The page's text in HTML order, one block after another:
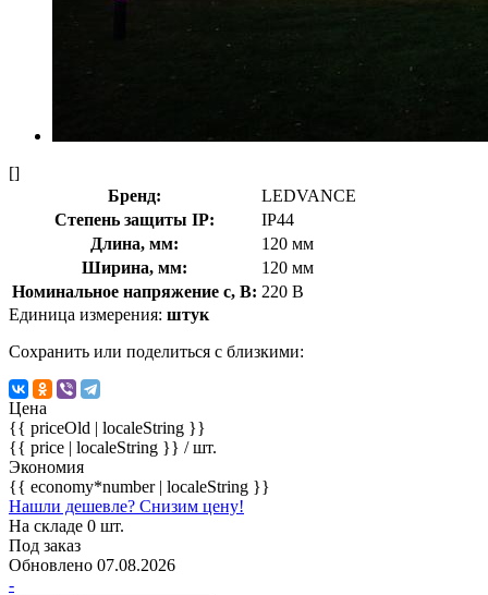
[]
Бренд:
LEDVANCE
Степень защиты IP:
IP44
Длина, мм:
120 мм
Ширина, мм:
120 мм
Номинальное напряжение с, В: 220 В
Единица измерения: штук
Сохранить или поделиться с близкими:
Цена
{{ priceOld | localeString }}
{{ price | localeString }} / шт.
Экономия
{{ economy*number | localeString }}
Нашли дешевле? Снизим цену!
На складе 0 шт.
Под заказ
Обновлено 07.08.2026
-